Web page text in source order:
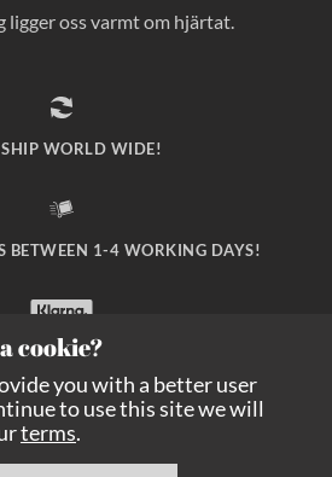
ligger oss varmt om hjärtat.
WORLD WIDE!
BETWEEN 1-4 WORKING DAYS!
WITH KLARNA CHECKOUT!
cookie?
you with a better user
to use this site we will
terms.